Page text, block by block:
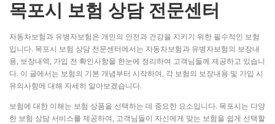
목포시 보험 상담 전문센터
자동차보험과 유병자보험은 개인의 안전과 건강을 지키기 위한 필수적인 보험
입니다. 목포시 보험 상담 전문센터에서는 자동차보험과 유병자보험의 보장내
용, 보장내역, 가입 전 확인사항을 한눈에 정리하여 고객님들께 제공하고 있습니
다. 이 글에서는 보험의 기본 개념부터 시작하여, 각 보험의 보장내용 및 가입 시
유의사항에 대해 자세히 알아보겠습니다.
보험에 대한 이해는 보험 상품을 선택하는 데 중요한 요소입니다. 목포시는 다양
한 보험 상담 서비스를 제공하여, 고객님들이 자신에게 맞는 보험을 쉽게 선택할